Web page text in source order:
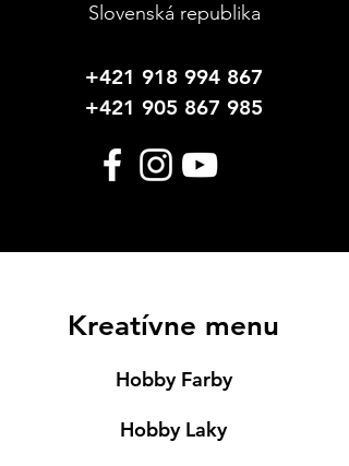
Slovenská republika
+421 918 994 867
+421 905 867 985
Kreatívne menu
Hobby Farby
Hobby Laky